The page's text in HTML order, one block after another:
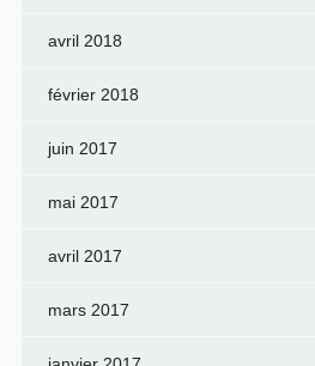
avril 2018
février 2018
juin 2017
mai 2017
avril 2017
mars 2017